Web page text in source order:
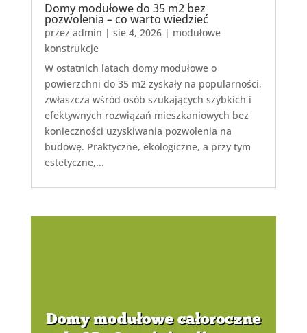
Domy modułowe do 35 m2 bez
pozwolenia – co warto wiedzieć
przez admin | sie 4, 2026| modułowe
konstrukcje
W ostatnich latach domy modułowe o
powierzchni do 35 m2 zyskały na popularności,
zwłaszcza wśród osób szukających szybkich i
efektywnych rozwiązań mieszkaniowych bez
konieczności uzyskiwania pozwolenia na
budowę. Praktyczne, ekologiczne, a przy tym
estetyczne,...